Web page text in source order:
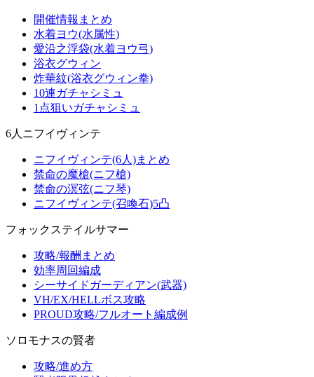
開催情報まとめ
水着ヨウ(水属性)
愛沿之浮袋(水着ヨウ弓)
浴衣グウィン
炸華紋(浴衣グウィン拳)
10連ガチャシミュ
1点狙いガチャシミュ
6人ニフイヴィンテ
ニフイヴィンテ(6人)まとめ
禁命の魔槍(ニフ槍)
禁命の溟弦(ニフ琴)
ニフイヴィンテ(召喚石)5凸
フォックステイルサマー
攻略/報酬まとめ
効率周回編成
シーサイドガーディアン(武器)
VH/EX/HELLボス攻略
PROUD攻略/フルオート編成例
ソロモナスの賢者
攻略/進め方